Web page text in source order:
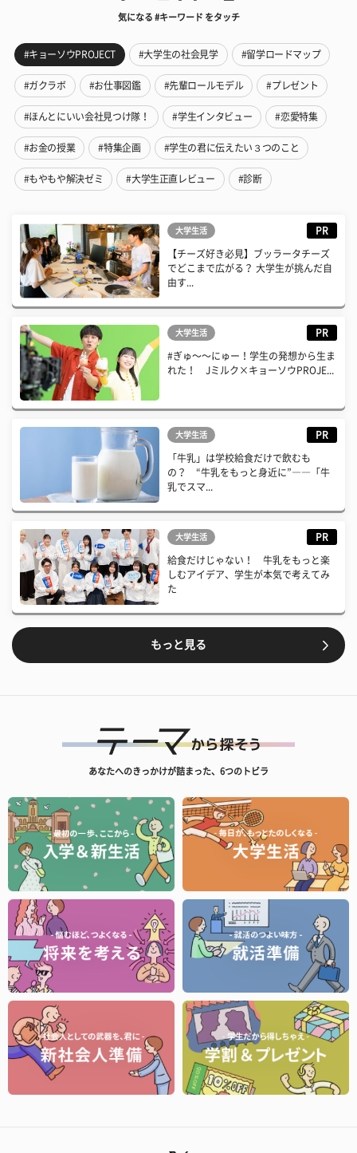
気になる #キーワード をタッチ
#キョーソウPROJECT #大学生の社会見学 #留学ロードマップ
#ガクラボ #お仕事図鑑 #先輩ロールモデル #プレゼント
#ほんとにいい会社見つけ隊！ #学生インタビュー #恋愛特集
#お金の授業 #特集企画 #学生の君に伝えたい３つのこと
#もやもや解決ゼミ #大学生正直レビュー #診断
大学生活 PR
【チーズ好き必見】ブッラータチーズ
でどこまで広がる？ 大学生が挑んだ自
由す...
大学生活 PR
#ぎゅ〜〜にゅー！学生の発想から生ま
れた！ Jミルク×キョーソウPROJE...
大学生活 PR
「牛乳」は学校給食だけで飲むも
の？ “牛乳をもっと身近に”――「牛
乳でスマ...
大学生活 PR
給食だけじゃない！ 牛乳をもっと楽
しむアイデア、学生が本気で考えてみ
た
もっと見る
あなたへのきっかけが詰まった、6つのトビラ